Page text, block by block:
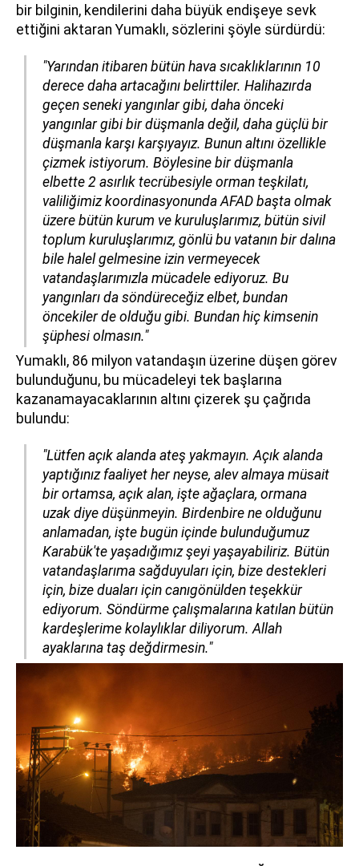
bir bilginin, kendilerini daha büyük endişeye sevk
ettiğini aktaran Yumaklı, sözlerini şöyle sürdürdü:
"Yarından itibaren bütün hava sıcaklıklarının 10
derece daha artacağını belirttiler. Halihazırda
geçen seneki yangınlar gibi, daha önceki
yangınlar gibi bir düşmanla değil, daha güçlü bir
düşmanla karşı karşıyayız. Bunun altını özellikle
çizmek istiyorum. Böylesine bir düşmanla
elbette 2 asırlık tecrübesiyle orman teşkilatı,
valiliğimiz koordinasyonunda AFAD başta olmak
üzere bütün kurum ve kuruluşlarımız, bütün sivil
toplum kuruluşlarımız, gönlü bu vatanın bir dalına
bile halel gelmesine izin vermeyecek
vatandaşlarımızla mücadele ediyoruz. Bu
yangınları da söndüreceğiz elbet, bundan
öncekiler de olduğu gibi. Bundan hiç kimsenin
şüphesi olmasın."
Yumaklı, 86 milyon vatandaşın üzerine düşen görev
bulunduğunu, bu mücadeleyi tek başlarına
kazanamayacaklarının altını çizerek şu çağrıda
bulundu:
"Lütfen açık alanda ateş yakmayın. Açık alanda
yaptığınız faaliyet her neyse, alev almaya müsait
bir ortamsa, açık alan, işte ağaçlara, ormana
uzak diye düşünmeyin. Birdenbire ne olduğunu
anlamadan, işte bugün içinde bulunduğumuz
Karabük'te yaşadığımız şeyi yaşayabiliriz. Bütün
vatandaşlarıma sağduyuları için, bize destekleri
için, bize duaları için canıgönülden teşekkür
ediyorum. Söndürme çalışmalarına katılan bütün
kardeşlerime kolaylıklar diliyorum. Allah
ayaklarına taş değdirmesin."